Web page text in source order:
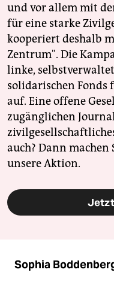
und vor allem mit
für eine starke
kooperiert deshalb
Zentrum". Die
linke,
solidarischen Fonds
auf. Eine offene
zugänglichen
auch? Dann
unsere Aktion.
Sophia